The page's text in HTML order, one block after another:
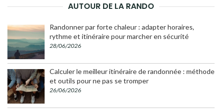
AUTOUR DE LA RANDO
Randonner par forte chaleur : adapter horaires,
rythme et itinéraire pour marcher en sécurité
28/06/2026
Calculer le meilleur itinéraire de randonnée : méthode
et outils pour ne pas se tromper
26/06/2026